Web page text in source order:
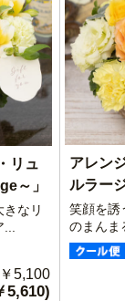
リュ
～」
なリ
￥5,100
5,610)
アレン
ルラー
笑顔を誘
のまんま